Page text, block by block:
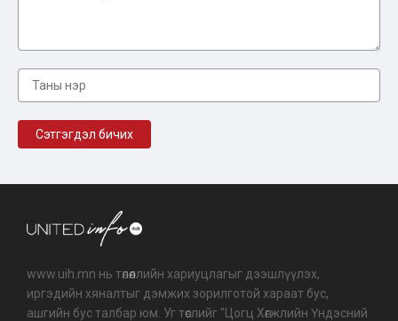
www.uih.mn нь төлөөллийн хариуцлагыг дээшлүүлэх,
иргэдийн хяналтыг дэмжих зорилготой хараат бус,
ашгийн бус талбар юм. Уг төслийг "Цогц Хөгжлийн Үндэсний